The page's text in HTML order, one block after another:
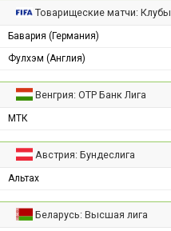
Товарищеские матчи: Клубы
Бавария (Германия)
Фулхэм (Англия)
Венгрия: ОТР Банк Лига
МТК
Австрия: Бундеслига
Альтах
Беларусь: Высшая лига